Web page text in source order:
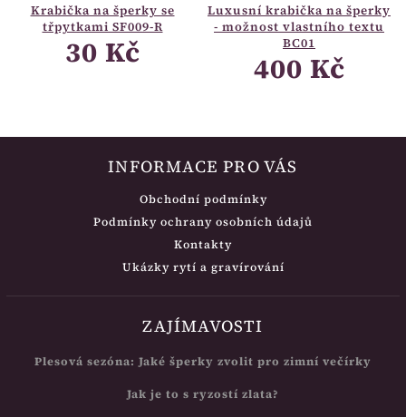
Krabička na šperky se
třpytkami SF009-R
30 Kč
Luxusní krabička na šperky
- možnost vlastního textu
BC01
400 Kč
INFORMACE PRO VÁS
Obchodní podmínky
Podmínky ochrany osobních údajů
Kontakty
Ukázky rytí a gravírování
ZAJÍMAVOSTI
Plesová sezóna: Jaké šperky zvolit pro zimní večírky
Jak je to s ryzostí zlata?